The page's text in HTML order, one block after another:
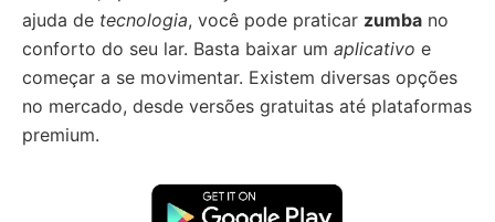
ajuda de tecnologia, você pode praticar zumba no
conforto do seu lar. Basta baixar um aplicativo e
começar a se movimentar. Existem diversas opções
no mercado, desde versões gratuitas até plataformas
premium.